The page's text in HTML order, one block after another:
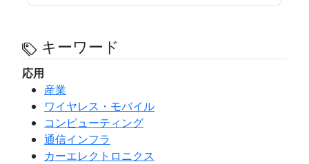
キーワード
応用
産業
ワイヤレス・モバイル
コンピューティング
通信インフラ
カーエレクトロニクス